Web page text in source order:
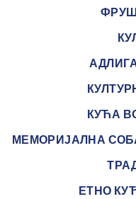
КУЋА
МЕМОРИЈАЛНА
ЕТНО